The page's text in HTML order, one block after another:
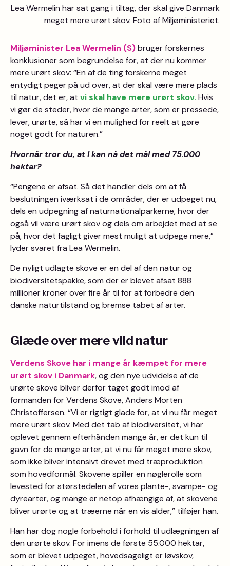
Lea Wermelin har sat gang i tiltag, der skal give Danmark
meget mere urørt skov. Foto af Miljøministeriet.
Miljøminister Lea Wermelin (S)bruger forskernes
konklusioner som begrundelse for, at der nu kommer
mere urørt skov: “En af de ting forskerne meget
entydigt peger på ud over, at der skal være mere plads
til natur, det er, at vi skal have mere urørt skov. Hvis
vi gør de steder, hvor de mange arter, som er pressede,
lever, urørte, så har vi en mulighed for reelt at gøre
noget godt for naturen.”
Hvornår tror du, at I kan nå det mål med 75.000
hektar?
“Pengene er afsat. Så det handler dels om at få
beslutningen iværksat i de områder, der er udpeget nu,
dels en udpegning af naturnationalparkerne, hvor der
også vil være urørt skov og dels om arbejdet med at se
på, hvor det fagligt giver mest muligt at udpege mere,”
lyder svaret fra Lea Wermelin.
De nyligt udlagte skove er en del af den natur og
biodiversitetspakke, som der er blevet afsat 888
millioner kroner over fire år til for at forbedre den
danske naturtilstand og bremse tabet af arter.
Glæde over mere vild natur
Verdens Skove har i mange år kæmpet for mere
urørt skov i Danmark, og den nye udvidelse af de
urørte skove bliver derfor taget godt imod af
formanden for Verdens Skove, Anders Morten
Christoffersen. “Vi er rigtigt glade for, at vi nu får meget
mere urørt skov. Med det tab af biodiversitet, vi har
oplevet gennem efterhånden mange år, er det kun til
gavn for de mange arter, at vi nu får meget mere skov,
som ikke bliver intensivt drevet med træproduktion
som hovedformål. Skovene spiller en nøglerolle som
levested for størstedelen af vores plante-, svampe- og
dyrearter, og mange er netop afhængige af, at skovene
bliver urørte og at træerne når en vis alder,” tilføjer han.
Han har dog nogle forbehold i forhold til udlægningen af
den urørte skov. For imens de første 55.000 hektar,
som er blevet udpeget, hovedsageligt er løvskov,